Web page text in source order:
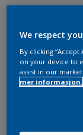
We respect
By clicking
on your device to
assist in our
mer informasjon.